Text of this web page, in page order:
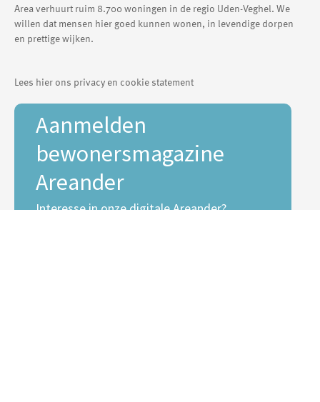
Area verhuurt ruim 8.700 woningen in de regio Uden-Veghel. We
willen dat mensen hier goed kunnen wonen, in levendige dorpen
en prettige wijken.
Lees hier ons privacy en cookie statement
Aanmelden
bewonersmagazine
Areander
Interesse in onze digitale Areander?